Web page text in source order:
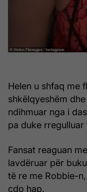
Helen u shfaq me
shkëlqyeshëm
ndihmuar nga i
pa duke rregulluar
Fansat reaguan
lavdëruar për
të re me Robbie-
çdo hap.